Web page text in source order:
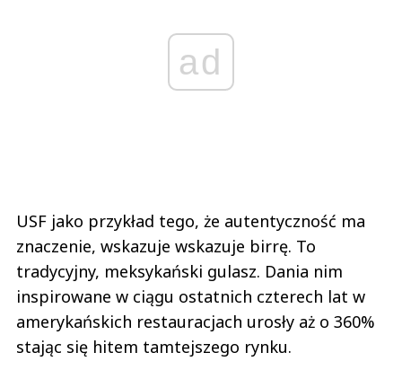
ad
USF jako przykład tego, że autentyczność ma
znaczenie, wskazuje wskazuje birrę. To
tradycyjny, meksykański gulasz. Dania nim
inspirowane w ciągu ostatnich czterech lat w
amerykańskich restauracjach urosły aż o 360%
stając się hitem tamtejszego rynku.